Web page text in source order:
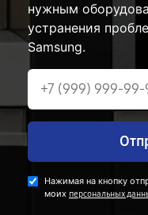
нужным
устранения
Samsung.
Нажимая на кнопку
моих персональных